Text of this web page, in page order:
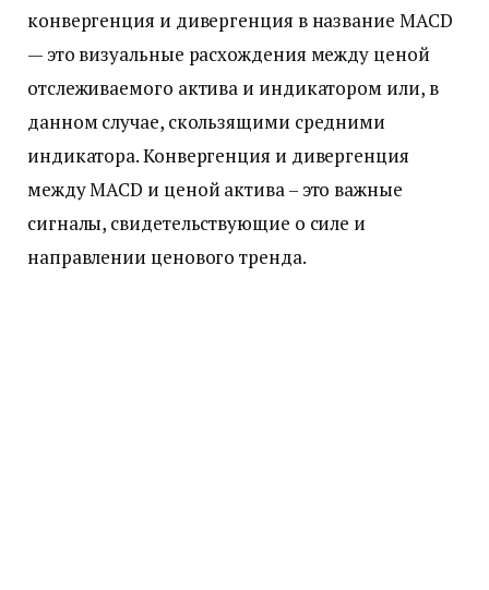
конвергенция и дивергенция в название MACD
— это визуальные расхождения между ценой
отслеживаемого актива и индикатором или, в
данном случае, скользящими средними
индикатора. Конвергенция и дивергенция
между MACD и ценой актива – это важные
сигналы, свидетельствующие о силе и
направлении ценового тренда.